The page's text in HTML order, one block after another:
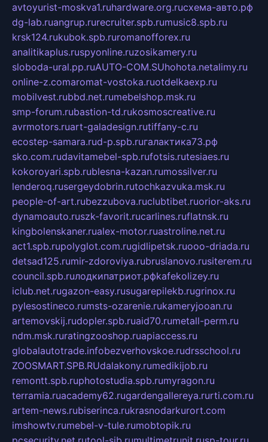
avtoyurist-moskva1.ruhardware.org.ruсхема-авто.рф
dg-lab.ruangrup.rurecruiter.spb.rumusic8.spb.ru
krsk124.rukubok.spb.ruromanofforex.ru
analitikaplus.ruspyonline.ruzosikamery.ru
sloboda-ural.pp.ruAUTO-COM.SUhohota.netalimy.ru
online-z.comaromat-vostoka.ruotdelkaexp.ru
mobilvest.rubbd.net.rumebelshop.msk.ru
smp-forum.rubastion-td.rukosmoscreative.ru
avrmotors.ruart-galadesign.rutiffany-c.ru
ecostep-samara.rud-p.spb.ruгалактика73.рф
sko.com.rudavitamebel-spb.rufotsis.rutesiaes.ru
kokoroyari.spb.rublesna-kazan.rumossilver.ru
lenderoq.rusergeydobrin.rutochkazvuka.msk.ru
people-of-art.rubezzubova.ruclubtibet.ruorior-aks.ru
dynamoauto.ruszk-favorit.rucarlines.ruflatnsk.ru
kingbolenskaner.rualex-motor.ruastroline.net.ru
act1.spb.rupolyglot.com.rugidlipetsk.ruooo-driada.ru
detsad125.rumir-zdoroviya.rubruslanovo.rusiterem.ru
council.spb.ruлодкипатриот.рфkafekolizey.ru
iclub.net.rugazon-easy.rusugarepilekb.rugrinox.ru
pylesostineco.rumsts-ozarenie.rukameryjooan.ru
artemovskij.rudopler.spb.ruaid70.rumetall-perm.ru
ndm.msk.ruratingzooshop.ruapiaccess.ru
globalautotrade.infobezverhovskoe.rudrsschool.ru
ZOOSMART.SPB.RUdalakony.rumedikijob.ru
remontt.spb.ruphotostudia.spb.rumyragon.ru
terramia.ruacademy62.rugardengallereya.rurti.com.ru
artem-news.rubiserinca.rukrasnodarkurort.com
imshowtv.rumebel-v-tule.rumobtopik.ru